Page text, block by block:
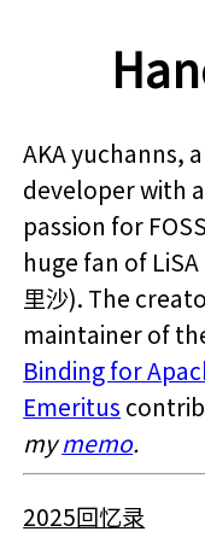
AKA yuchanns, a
developer with a
passion for
huge fan of LiSA
里沙). The
maintainer of
Binding for
Emeritus
mymemo.
2025回忆录